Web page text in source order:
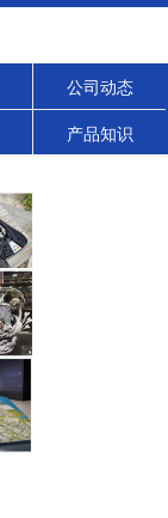
公司动态
产品知识